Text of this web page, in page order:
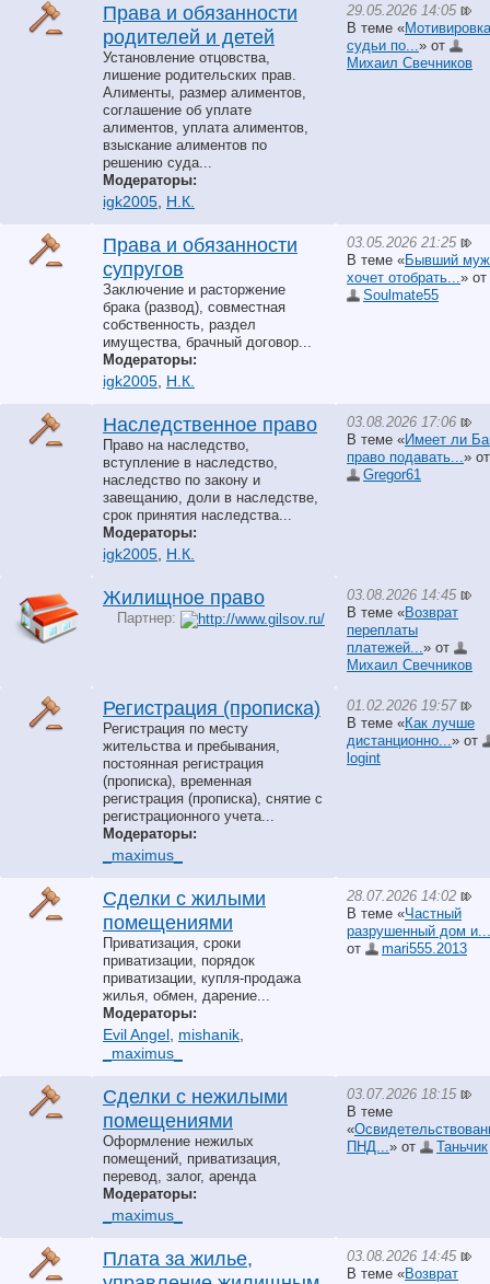
Права и обязанности
родителей и детей
Установление отцовства,
лишение родительских прав.
Алименты, размер алиментов,
соглашение об уплате
алиментов, уплата алиментов,
взыскание алиментов по
решению суда...
Модераторы:
igk2005 Н.К.
29.05.2026 14:05
В теме «Мотивировка
судьи по... » от
Михаил Свечников
Права и обязанности
супругов
Заключение и расторжение
брака (развод), совместная
собственность, раздел
имущества, брачный договор...
Модераторы:
igk2005 Н.К.
03.05.2026 21:25
В теме «Бывший муж
хочет отобрать... » от
Soulmate55
Наследственное право
Право на наследство,
вступление в наследство,
наследство по закону и
завещанию, доли в наследстве,
срок принятия наследства...
Модераторы:
igk2005 Н.К.
03.08.2026 17:06
В теме «Имеет ли
право подавать... » от
Gregor61
Жилищное право
Партнер:
03.08.2026 14:45
В теме «Возврат
переплаты
платежей... » от
Михаил Свечников
Регистрация (прописка)
Регистрация по месту
жительства и пребывания,
постоянная регистрация
(прописка), временная
регистрация (прописка), снятие с
регистрационного учета...
Модераторы:
_maximus_
01.02.2026 19:57
В теме «Как лучше
дистанционно... » от
logint
Сделки с жилыми
помещениями
Приватизация, сроки
приватизации, порядок
приватизации, купля-продажа
жилья, обмен, дарение...
Модераторы:
Evil Angel mishanik
_maximus_
28.07.2026 14:02
В теме «Частный
разрушенный дом и...
от
mari555.2013
Сделки с нежилыми
помещениями
Оформление нежилых
помещений, приватизация,
перевод, залог, аренда
Модераторы:
_maximus_
03.07.2026 18:15
В теме
«
ПНД... » от Таньчик
Плата за жилье,
03.08.2026 14:45
В теме «Возврат